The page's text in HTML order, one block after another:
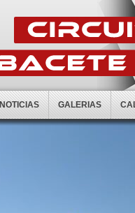
NOTICIAS GALERIAS